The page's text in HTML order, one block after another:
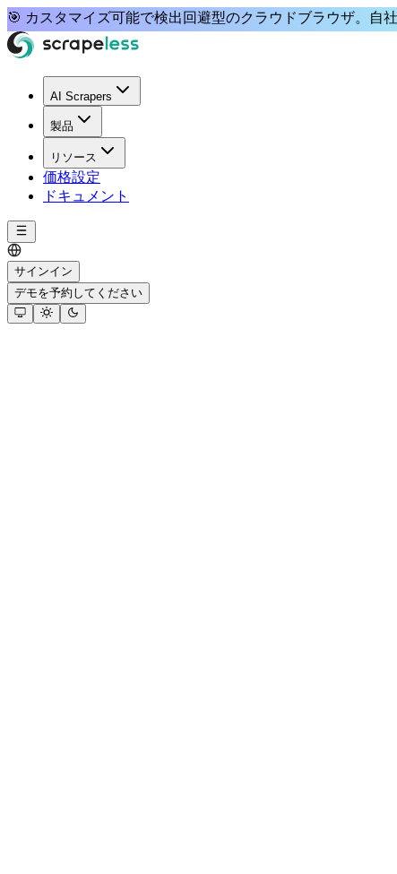
🎯 カスタマイズ可能で検出回避型のクラウドブラウザ。 自
AI Scrapers
製品
リソース
価格設定
ドキュメント
サインイン
デモを予約してください